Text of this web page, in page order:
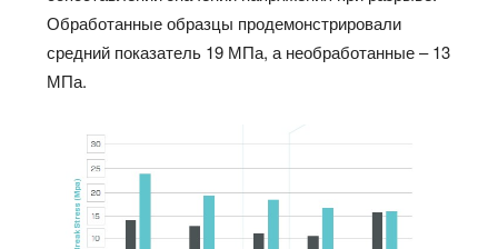
Обработанные образцы продемонстрировали
средний показатель 19 МПа, а необработанные – 13
МПа.